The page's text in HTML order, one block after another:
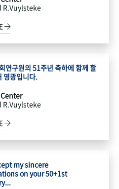
R.Vuylsteke
연구원의 51주년 축하에 함께 할
영광입니다.
R.Vuylsteke
my sincere
on your 50+1st